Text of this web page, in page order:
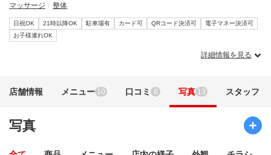
マッサージ 整体
日祝OK 21時以降OK 駐車場有 カード可 QRコード決済可
電子マネー決済可
お子様連れOK
詳細情報を見る
店舗情報 メニュー 10 口コミ 8 写真 13 スタッフ
写真